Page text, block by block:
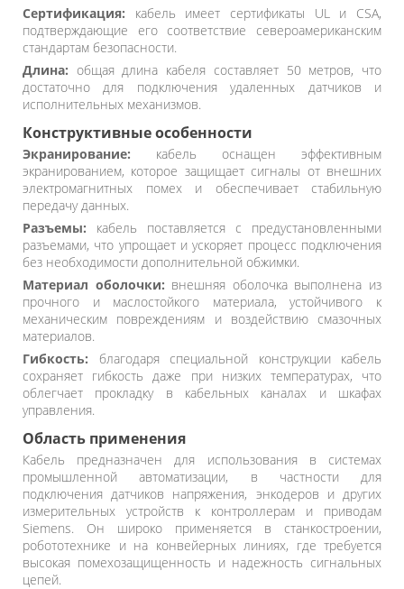
Сертификация: кабель имеет сертификаты UL и CSA,
подтверждающие его соответствие североамериканским
стандартам безопасности.
Длина: общая длина кабеля составляет 50 метров, что
достаточно для подключения удаленных датчиков и
исполнительных механизмов.
Конструктивные особенности
Экранирование: кабель оснащен эффективным
экранированием, которое защищает сигналы от внешних
электромагнитных помех и обеспечивает стабильную
передачу данных.
Разъемы: кабель поставляется с предустановленными
разъемами, что упрощает и ускоряет процесс подключения
без необходимости дополнительной обжимки.
Материал оболочки: внешняя оболочка выполнена из
прочного и маслостойкого материала, устойчивого к
механическим повреждениям и воздействию смазочных
материалов.
Гибкость: благодаря специальной конструкции кабель
сохраняет гибкость даже при низких температурах, что
облегчает прокладку в кабельных каналах и шкафах
управления.
Область применения
Кабель предназначен для использования в системах
промышленной автоматизации, в частности для
подключения датчиков напряжения, энкодеров и других
измерительных устройств к контроллерам и приводам
Siemens. Он широко применяется в станкостроении,
робототехнике и на конвейерных линиях, где требуется
высокая помехозащищенность и надежность сигнальных
цепей.